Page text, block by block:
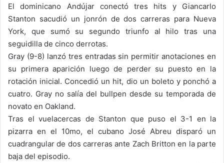
El dominicano Andújar conectó tres hits y Giancarlo
Stanton sacudió un jonrón de dos carreras para Nueva
York, que sumó su segundo triunfo al hilo tras una
seguidilla de cinco derrotas.
Gray (9-8) lanzó tres entradas sin permitir anotaciones en
su primera aparición luego de perder su puesto en la
rotación inicial. Concedió un hit, dio un boleto y ponchó a
cuatro. Gray no salía del bullpen desde su temporada de
novato en Oakland.
Tras el vuelacercas de Stanton que puso el 3-1 en la
pizarra en el 10mo, el cubano José Abreu disparó un
cuadrangular de dos carreras ante Zach Britton en la parte
baja del episodio.